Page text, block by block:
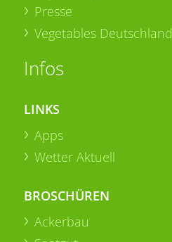
Presse
Vegetables Deutschland
Infos
LINKS
Apps
Wetter Aktuell
BROSCHÜREN
Ackerbau